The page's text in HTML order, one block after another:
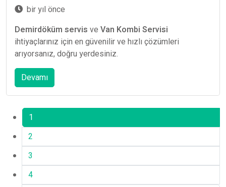
bir yıl önce
Demirdöküm servis ve Van Kombi Servisi
ihtiyaçlarınız için en güvenilir ve hızlı çözümleri
arıyorsanız, doğru yerdesiniz.
Devamı
1
2
3
4